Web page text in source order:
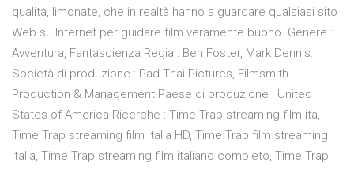
qualità, limonate, che in realtà hanno a guardare qualsiasi sito
Web su Internet per guidare film veramente buono. Genere :
Avventura, Fantascienza Regia : Ben Foster, Mark Dennis.
Società di produzione : Pad Thai Pictures, Filmsmith
Production & Management Paese di produzione : United
States of America Ricerche : Time Trap streaming film ita,
Time Trap streaming film italia HD, Time Trap film streaming
italia, Time Trap streaming film italiano completo, Time Trap